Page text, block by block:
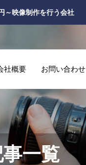
～映像制作を行う会社
社概要 お問い合わせ
一覧